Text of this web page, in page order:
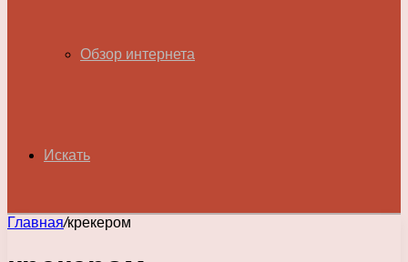
Обзор интернета
Искать
Главная/крекером